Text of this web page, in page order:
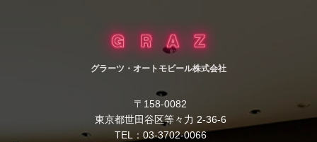
グラーツ・オートモビール株式会社
〒158-0082
東京都世田谷区等々力 2-36-6
TEL：03-3702-0066